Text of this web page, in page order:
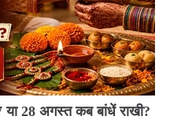
28 अगस्त कब बांधें राखी?